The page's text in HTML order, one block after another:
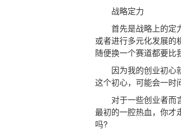
战略定力
首先是战略上的定力
或者进行多元化发展的
随便换一个赛道都要比
因为我的创业初心就
这个初心，可能会一时
对于一些创业者而言
最初的一腔热血，你才
吗?